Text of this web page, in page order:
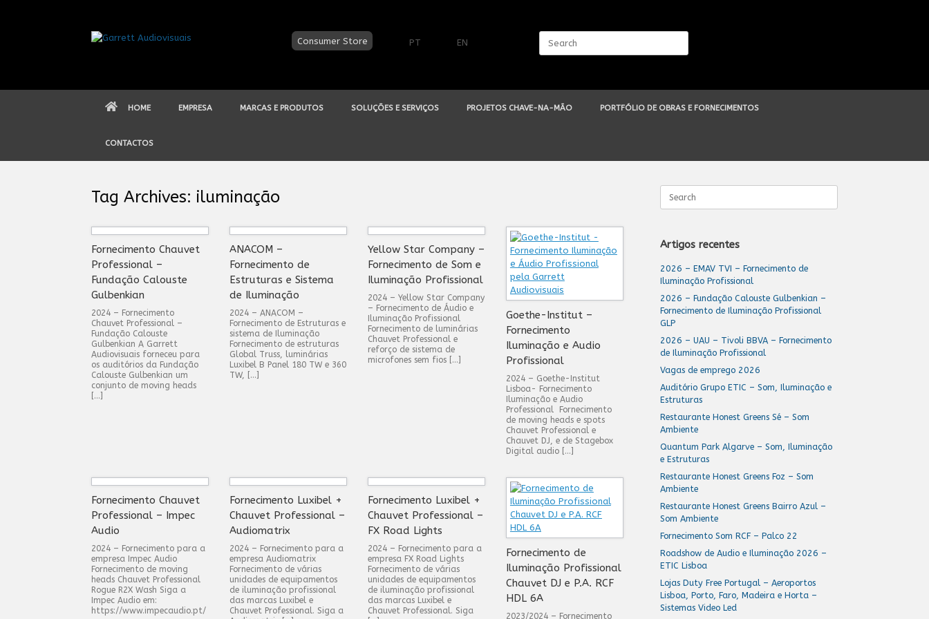
Consumer Store
PT EN
HOME EMPRESA MARCAS E PRODUTOS SOLUÇÕES E SERVIÇOS PROJETOS CHAVE-NA-MÃO PORTFÓLIO DE OBRAS E FORNECIMENTOS
CONTACTOS
Tag Archives: iluminação
Fornecimento Chauvet
Professional –
Fundação Calouste
Gulbenkian
2024 – Fornecimento
Chauvet Professional –
Fundação Calouste
Gulbenkian A Garrett
Audiovisuais forneceu para
os auditórios da Fundação
Calouste Gulbenkian um
conjunto de moving heads
[…]
ANACOM –
Fornecimento de
Estruturas e Sistema
de Iluminação
2024 – ANACOM –
Fornecimento de Estruturas e
sistema de Iluminação
Fornecimento de estruturas
Global Truss, luminárias
Luxibel B Panel 180 TW e 360
TW, […]
Yellow Star Company –
Fornecimento de Som e
Iluminação Profissional
2024 – Yellow Star Company
– Fornecimento de Áudio e
Iluminação Profissional
Fornecimento de luminárias
Chauvet Professional e
reforço de sistema de
microfones sem fios […]
Goethe-Institut –
Fornecimento
Iluminação e Audio
Profissional
2024 – Goethe-Institut
Lisboa- Fornecimento
Iluminação e Audio
Professional Fornecimento
de moving heads e spots
Chauvet Professional e
Chauvet DJ, e de Stagebox
Digital audio […]
Fornecimento Chauvet
Professional – Impec
Audio
2024 – Fornecimento para a
empresa Impec Audio
Fornecimento de moving
heads Chauvet Professional
Rogue R2X Wash Siga a
Impec Audio em:
https://www.impecaudio.pt/
Fornecimento Luxibel +
Chauvet Professional –
Audiomatrix
2024 – Fornecimento para a
empresa Audiomatrix
Fornecimento de várias
unidades de equipamentos
de iluminação profissional
das marcas Luxibel e
Chauvet Professional. Siga a
Fornecimento Luxibel +
Chauvet Professional –
FX Road Lights
2024 – Fornecimento para a
empresa FX Road Lights
Fornecimento de várias
unidades de equipamentos
de iluminação profissional
das marcas Luxibel e
Chauvet Professional. Siga
Fornecimento de
Iluminação Profissional
Chauvet DJ e P.A. RCF
HDL 6A
2023/2024 – Fornecimento
Search
for:
Artigos recentes
2026 – EMAV TVI – Fornecimento de
Iluminação Profissional
2026 – Fundação Calouste Gulbenkian –
Fornecimento de Iluminação Profissional
GLP
2026 – UAU – Tivoli BBVA – Fornecimento
de Iluminação Profissional
Vagas de emprego 2026
Auditório Grupo ETIC – Som, Iluminação e
Estruturas
Restaurante Honest Greens Sé – Som
Ambiente
Quantum Park Algarve – Som, Iluminação
e Estruturas
Restaurante Honest Greens Foz – Som
Ambiente
Restaurante Honest Greens Bairro Azul –
Som Ambiente
Fornecimento Som RCF – Palco 22
Roadshow de Audio e Iluminação 2026 –
ETIC Lisboa
Lojas Duty Free Portugal – Aeroportos
Lisboa, Porto, Faro, Madeira e Horta –
Sistemas Video Led